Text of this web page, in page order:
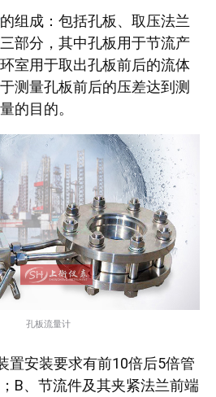
的组成：包括孔板、取压法兰
部分，其中孔板用于节流产
室用于取出孔板前后的流体
测量孔板前后的压差达到测
的目的。
孔板流量计
置安装要求有前10倍后5倍管
B、节流件及其夹紧法兰前端